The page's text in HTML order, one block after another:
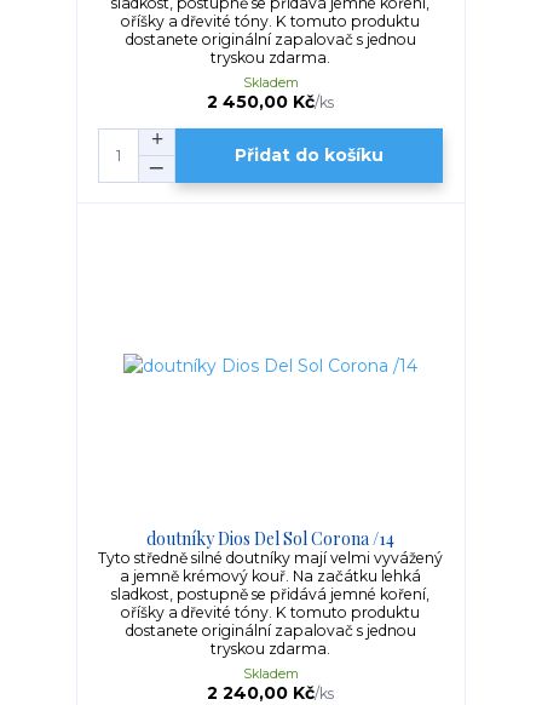
oříšky a dřevité tóny. K tomuto produktu
dostanete originální zapalovač s jednou
tryskou zdarma.
2 450,00 Kč/ks
Skladem
Přidat do košíku
doutníky Dios Del Sol Corona /14
Tyto středně silné doutníky mají velmi vyvážený
a jemně krémový kouř. Na začátku lehká
sladkost, postupně se přidává jemné koření,
oříšky a dřevité tóny. K tomuto produktu
dostanete originální zapalovač s jednou
tryskou zdarma.
2 240,00 Kč/ks
Skladem